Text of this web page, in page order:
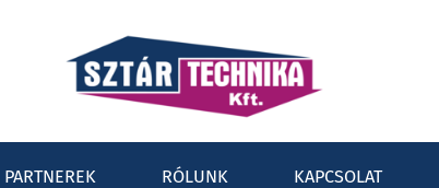
PARTNEREK RÓLUNK KAPCSOLAT